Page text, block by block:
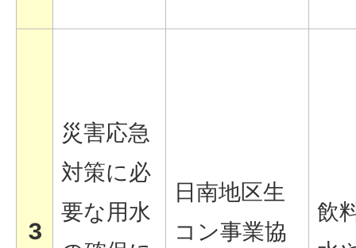
3
災害応急
対策に必
要な用水
日南地区生
コン事業協
飲